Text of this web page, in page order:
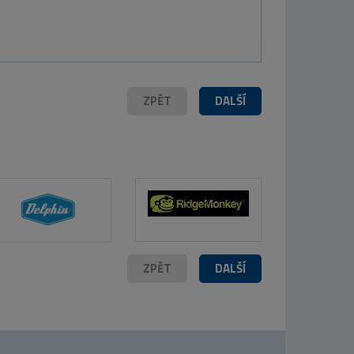
DALŠÍ
ZPĚT
DALŠÍ
ZPĚT